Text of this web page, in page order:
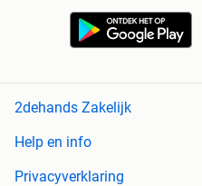
2dehands Zakelijk
Help en info
Privacyverklaring